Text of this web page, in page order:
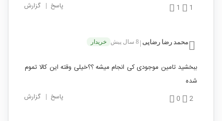
1
1 پاسخ | گزارش
محمد رضا رضایی 8 سال پیش خریدار
ببخشید تامین موجودی کی انجام میشه ؟؟خیلی وقته این کالا تموم
شده
2
0 پاسخ | گزارش